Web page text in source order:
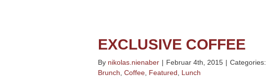
EXCLUSIVE COFFEE
By nikolas.nienaber | Februar 4th, 2015 | Categories:
Brunch Coffee, Featured Lunch